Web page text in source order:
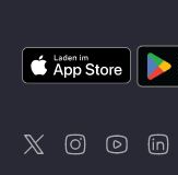
DayuseSingapur
DayuseZweden
DayuseThailand
DayuseNeuseeland
DayuseTürkei